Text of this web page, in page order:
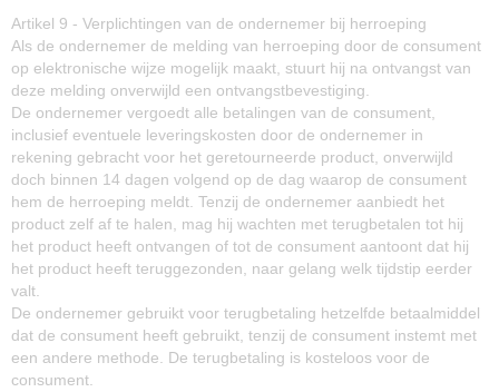
Artikel 9 - Verplichtingen van de ondernemer bij herroeping
Als de ondernemer de melding van herroeping door de consument
op elektronische wijze mogelijk maakt, stuurt hij na ontvangst van
deze melding onverwijld een ontvangstbevestiging.
De ondernemer vergoedt alle betalingen van de consument,
inclusief eventuele leveringskosten door de ondernemer in
rekening gebracht voor het geretourneerde product, onverwijld
doch binnen 14 dagen volgend op de dag waarop de consument
hem de herroeping meldt. Tenzij de ondernemer aanbiedt het
product zelf af te halen, mag hij wachten met terugbetalen tot hij
het product heeft ontvangen of tot de consument aantoont dat hij
het product heeft teruggezonden, naar gelang welk tijdstip eerder
valt.
De ondernemer gebruikt voor terugbetaling hetzelfde betaalmiddel
dat de consument heeft gebruikt, tenzij de consument instemt met
een andere methode. De terugbetaling is kosteloos voor de
consument.